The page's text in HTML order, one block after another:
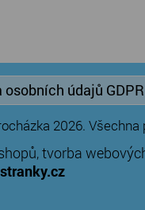
osobních údajů GDPR
2026. Všechna
,tvorba